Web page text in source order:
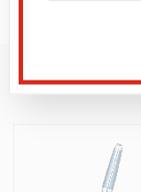
Schaft und Kappe
Knopf mit Caran